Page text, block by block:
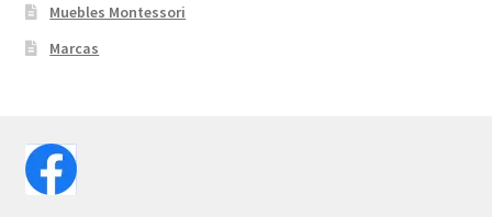
Muebles Montessori
Marcas